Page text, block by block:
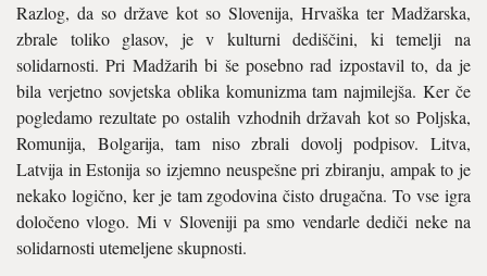
Razlog, da so države kot so Slovenija, Hrvaška ter Madžarska,
zbrale toliko glasov, je v kulturni dediščini, ki temelji na
solidarnosti. Pri Madžarih bi še posebno rad izpostavil to, da je
bila verjetno sovjetska oblika komunizma tam najmilejša. Ker če
pogledamo rezultate po ostalih vzhodnih državah kot so Poljska,
Romunija, Bolgarija, tam niso zbrali dovolj podpisov. Litva,
Latvija in Estonija so izjemno neuspešne pri zbiranju, ampak to je
nekako logično, ker je tam zgodovina čisto drugačna. To vse igra
določeno vlogo. Mi v Sloveniji pa smo vendarle dediči neke na
solidarnosti utemeljene skupnosti.